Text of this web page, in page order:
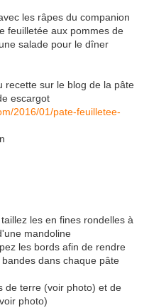
les râpes du companion
feuilletée aux pommes de
salade pour le dîner
recette sur le blog de la pâte
escargot
2016/01/pate-feuilletee-
les en fines rondelles à
mandoline
les bords afin de rendre
dans chaque pâte
de terre (voir photo) et de
photo)